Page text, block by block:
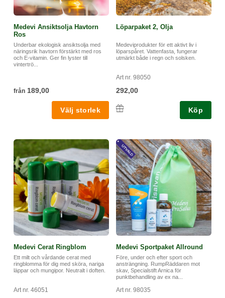
Ingredients: aqua, brassica napus seed oil, cocos nucifera oil, sodium
stearoyl lactylate, glycerin, glyceryl stearate citrate, olea europea fruit
oil, helianthus annuus seed oil, arnica montana flower oil, rosmarinus
officinalis leaf oil, lavandula angustifolia oil, chamomilla recutita flower
oil, glyceryl caprylate, sodium levulinate, sodium anisate, sodium
phytate, lactic acid, cetyl alcohol, alcohol, xanthan gum, limonene1,
linalool1, geraniol1. 1ingår naturligt i eteriska oljor.
Medevi Ansiktsolja Havtorn
Ros
Underbar ekologisk ansiktsolja med
näringsrik havtorn förstärkt med ros
och E-vitamin. Ger fin lyster till
vintertrö...
från 189,00
Löparpaket 2, Olja
Medeviprodukter för ett aktivt liv i
löparspåret. Vattenfasta, fungerar
utmärkt både i regn och solsken.
Art nr. 98050
292,00
Köp
Medevi Cerat Ringblom
Ett milt och vårdande cerat med
ringblomma för dig med sköra, nariga
läppar och mungipor. Neutralt i doften.
Art nr. 46051
Medevi Sportpaket Allround
Före, under och efter sport och
ansträngning. RumpRäddaren mot
skav, Specialstift Arnica för
punktbehandling av ex na...
Art nr. 98035